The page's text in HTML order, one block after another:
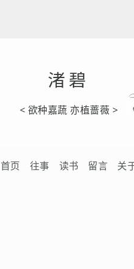
渚碧
< 欲种嘉蔬 亦植蔷薇 >
首页 往事 读书 留言 关